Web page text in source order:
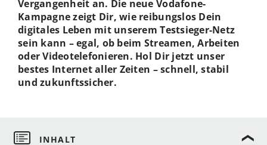
Vergangenheit an. Die neue Vodafone-
Kampagne zeigt Dir, wie reibungslos Dein
digitales Leben mit unserem Testsieger-Netz
sein kann – egal, ob beim Streamen, Arbeiten
oder Videotelefonieren. Hol Dir jetzt unser
bestes Internet aller Zeiten – schnell, stabil
und zukunftssicher.